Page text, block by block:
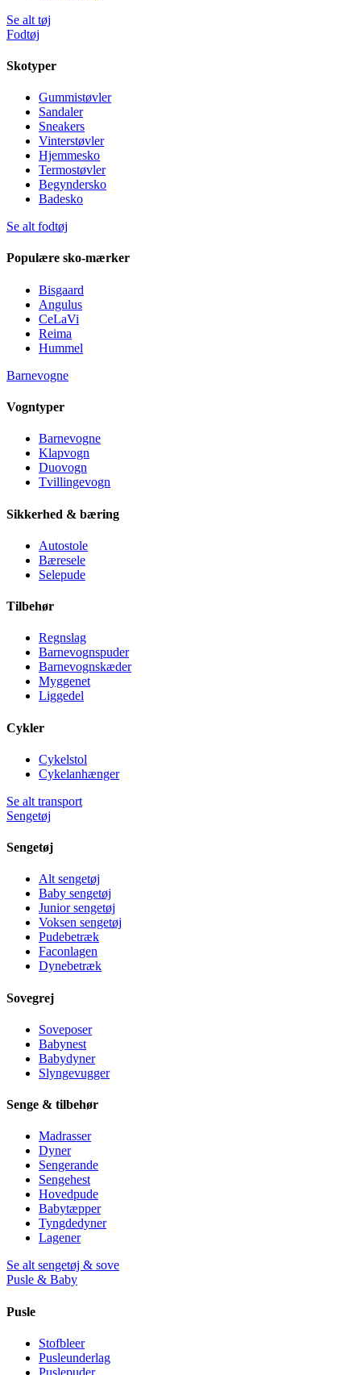
Se alt tøj
Fodtøj
Skotyper
Gummistøvler
Sandaler
Sneakers
Vinterstøvler
Hjemmesko
Termostøvler
Begyndersko
Badesko
Se alt fodtøj
Populære sko-mærker
Bisgaard
Angulus
CeLaVi
Reima
Hummel
Barnevogne
Vogntyper
Barnevogne
Klapvogn
Duovogn
Tvillingevogn
Sikkerhed & bæring
Autostole
Bæresele
Selepude
Tilbehør
Regnslag
Barnevognspuder
Barnevognskæder
Myggenet
Liggedel
Cykler
Cykelstol
Cykelanhænger
Se alt transport
Sengetøj
Sengetøj
Alt sengetøj
Baby sengetøj
Junior sengetøj
Voksen sengetøj
Pudebetræk
Faconlagen
Dynebetræk
Sovegrej
Soveposer
Babynest
Babydyner
Slyngevugger
Senge & tilbehør
Madrasser
Dyner
Sengerande
Sengehest
Hovedpude
Babytæpper
Tyngdedyner
Lagener
Se alt sengetøj & sove
Pusle & Baby
Pusle
Stofbleer
Pusleunderlag
Puslepuder